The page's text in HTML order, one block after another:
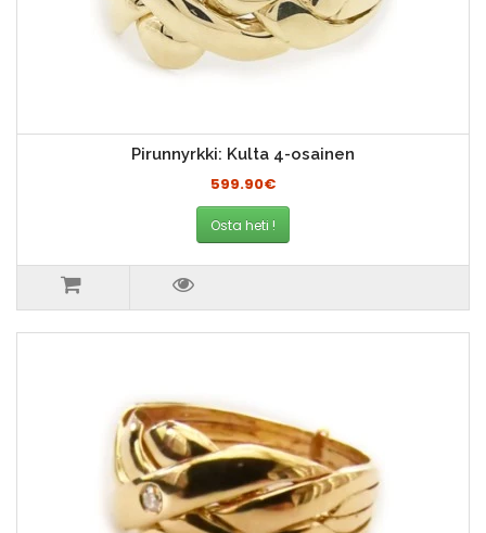
Pirunnyrkki: Kulta 4-osainen
599.90€
Osta heti !